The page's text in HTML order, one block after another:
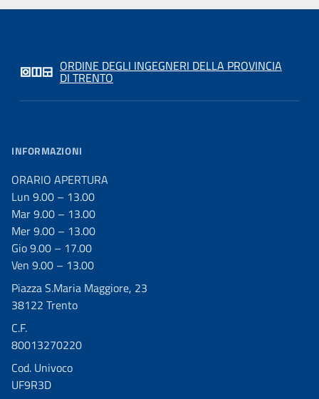
ORDINE DEGLI INGEGNERI DELLA PROVINCIA
DI TRENTO
INFORMAZIONI
ORARIO APERTURA
Lun 9.00 – 13.00
Mar 9.00 – 13.00
Mer 9.00 – 13.00
Gio 9.00 – 17.00
Ven 9.00 – 13.00
Piazza S.Maria Maggiore, 23
38122 Trento
C.F.
80013270220
Cod. Univoco
UF9R3D